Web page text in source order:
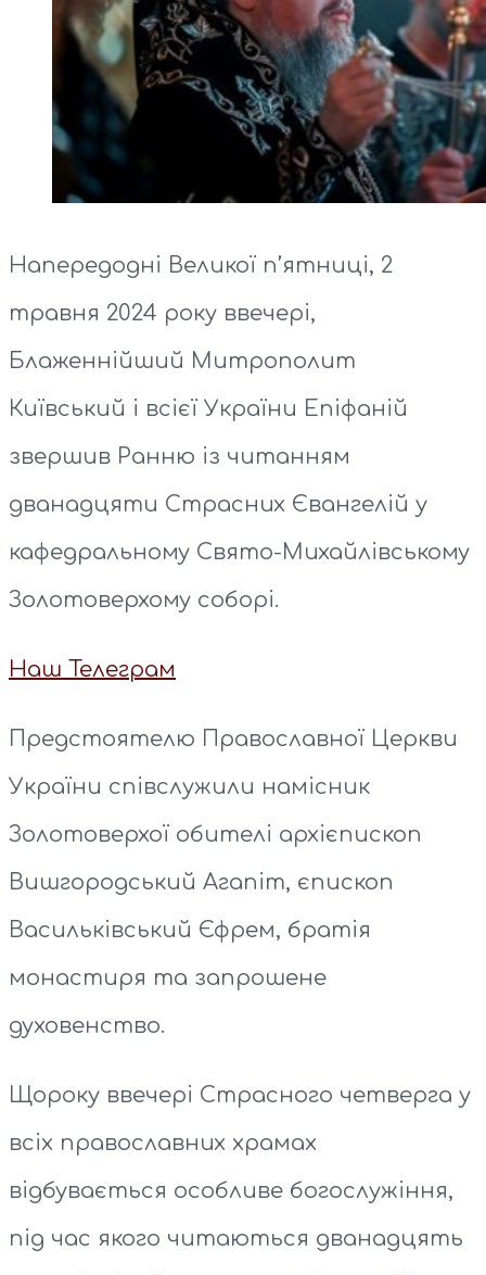
Напередодні Великої п’ятниці, 2
травня 2024 року ввечері,
Блаженнійший Митрополит
Київський і всієї України Епіфаній
звершив Ранню із читанням
дванадцяти Страсних Євангелій у
кафедральному Свято-Михайлівському
Золотоверхому соборі.
Наш Телеграм
Предстоятелю Православної Церкви
України співслужили намісник
Золотоверхої обителі архієпископ
Вишгородський Агапіт, єпископ
Васильківський Єфрем, братія
монастиря та запрошене
духовенство.
Щороку ввечері Страсного четверга у
всіх православних храмах
відбувається особливе богослужіння,
під час якого читаються дванадцять